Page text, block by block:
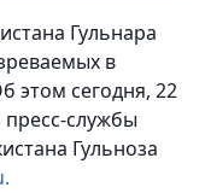
Гульнара
в
этом сегодня, 22
пресс-службы
Гульноза